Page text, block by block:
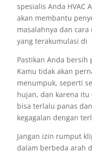
spesialis Anda HVAC
akan membantu
masalahnya dan
yang terakumulasi di
Pastikan Anda
Kamu tidak akan
menumpuk, seperti
hujan, dan karena itu
bisa terlalu panas
kegagalan dengan
Jangan izin rumput
dalam berbeda arah